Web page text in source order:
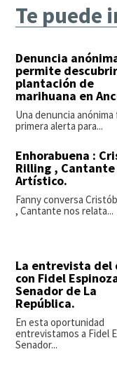
Te puede
Denuncia
permite descubrir
plantación de
marihuana en
Una denuncia anónima
primera alerta para...
Enhorabuena :
Rilling , Cantante
Artístico.
Fanny conversa
, Cantante nos relata...
La entrevista del
con Fidel
Senador de La
República.
En esta oportunidad
entrevistamos a Fidel
Senador...